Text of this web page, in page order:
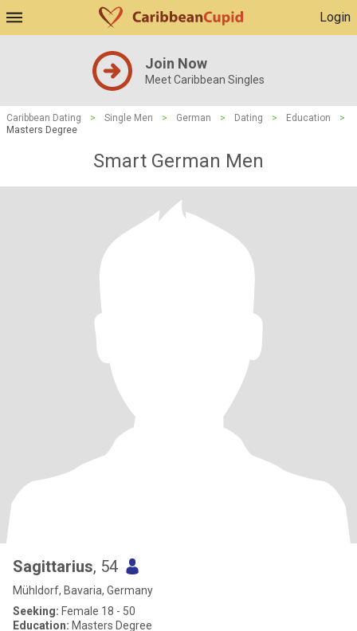
Login
Join Now
Meet Caribbean Singles
Caribbean Dating > Single Men > German > Dating > Education
>
Masters Degree
Smart German Men
Sagittarius, 54
Mühldorf, Bavaria, Germany
Seeking: Female 18 - 50
Education: Masters Degree